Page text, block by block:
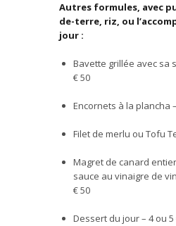
Autres formules, avec
de-terre, riz, ou
jour :
Bavette grillée avec sa
€50
Encornets à la plancha
Filet de merlu ou Tofu
Magret de canard entier
sauce au vinaigre de
€ 50
Dessert du jour – 4 ou 5